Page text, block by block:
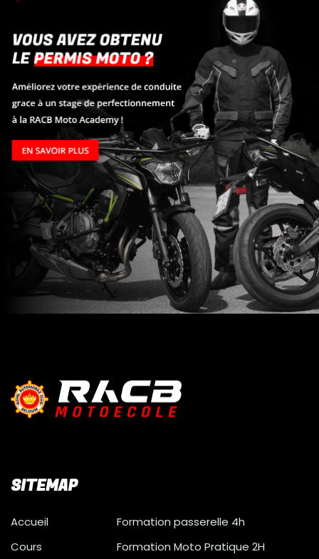
SITEMAP
Accueil
Cours
Formation passerelle 4h
Formation Moto Pratique 2H